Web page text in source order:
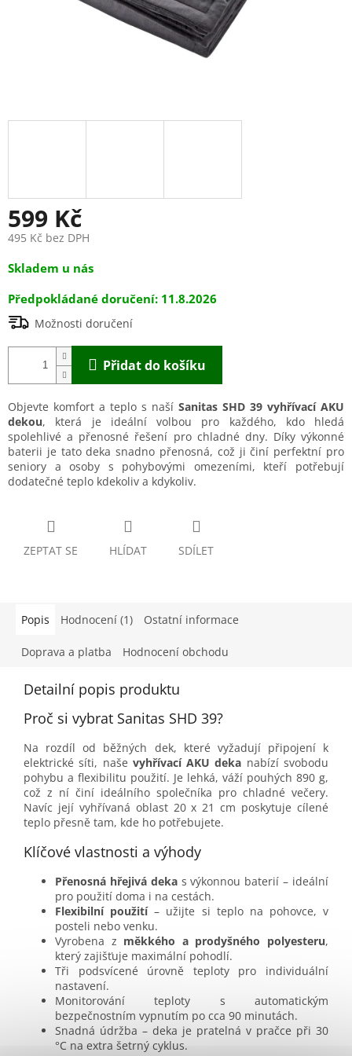
599 Kč
495 Kč bez DPH
Měrná
cena:
Skladem u nás
11.8.2026
Možnosti doručení
Přidat do košíku
Objevte komfort a teplo s naší Sanitas SHD 39 vyhřívací AKU
dekou, která je ideální volbou pro každého, kdo hledá
spolehlivé a přenosné řešení pro chladné dny. Díky výkonné
baterii je tato deka snadno přenosná, což ji činí perfektní pro
seniory a osoby s pohybovými omezeními, kteří potřebují
dodatečné teplo kdekoliv a kdykoliv.
ZEPTAT SE HLÍDAT SDÍLET
Popis Hodnocení (1) Ostatní informace
Doprava a platba Hodnocení obchodu
Detailní popis produktu
Proč si vybrat Sanitas SHD 39?
Na rozdíl od běžných dek, které vyžadují připojení k
elektrické síti, naše vyhřívací AKU deka nabízí svobodu
pohybu a flexibilitu použití. Je lehká, váží pouhých 890 g,
což z ní činí ideálního společníka pro chladné večery.
Navíc její vyhřívaná oblast 20 x 21 cm poskytuje cílené
teplo přesně tam, kde ho potřebujete.
Klíčové vlastnosti a výhody
Přenosná hřejivá dekas výkonnou baterií – ideální
pro použití doma i na cestách.
Flexibilní použití– užijte si teplo na pohovce, v
posteli nebo venku.
Vyrobena z měkkého a prodyšného polyesteru,
který zajišťuje maximální pohodlí.
Tři podsvícené úrovně teploty pro individuální
nastavení.
Monitorování teploty s automatickým
bezpečnostním vypnutím po cca 90 minutách.
Snadná údržba – deka je pratelná v pračce při 30
°C na extra šetrný cyklus.